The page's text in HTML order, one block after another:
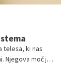
telesa, ki nas
Njegova moč je